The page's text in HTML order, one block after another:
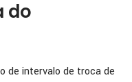
do
de intervalo de troca de